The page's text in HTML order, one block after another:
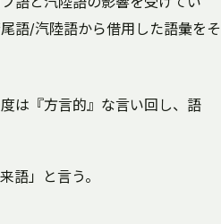
語/汽陸語から借用した語彙をそ
は『方言的』な言い回し、語
語」と言う。